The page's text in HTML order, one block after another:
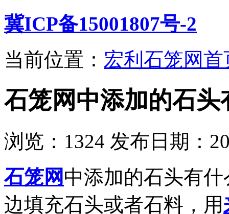
冀ICP备15001807号-2
当前位置： 宏利石笼网首
石笼网中添加的石头
浏览： 1324 发布日期：
石笼网 中添加的石头有
边填充石头或者石料，用